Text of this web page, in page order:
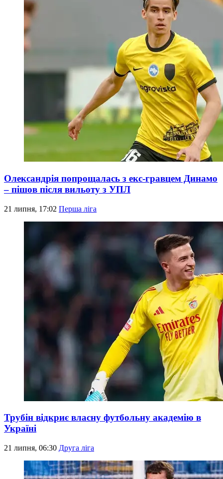
Олександрія попрощалась з екс-гравцем Динамо
– пішов після вильоту з УПЛ
21 липня, 17:02 Перша ліга
Трубін відкриє власну футбольну академію в
Україні
21 липня, 06:30 Друга ліга